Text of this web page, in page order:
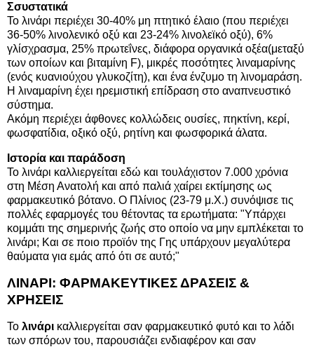
Σσυστατικά
Το λινάρι περιέχει 30-40% μη πτητικό έλαιο (που περιέχει
36-50% λινολενικό οξύ και 23-24% λινολεϊκό οξύ), 6%
γλίσχρασμα, 25% πρωτεΐνες, διάφορα οργανικά οξέα(μεταξύ
των οποίων και βιταμίνη F), μικρές ποσότητες λιναμαρίνης
(ενός κυανιούχου γλυκοζίτη), και ένα ένζυμο τη λινομαράση.
Η λιναμαρίνη έχει ηρεμιστική επίδραση στο αναπνευστικό
σύστημα.
Ακόμη περιέχει άφθονες κολλώδεις ουσίες, πηκτίνη, κερί,
φωσφατίδια, οξικό οξύ, ρητίνη και φωσφορικά άλατα.
Ιστορία και παράδοση
Το λινάρι καλλιεργείται εδώ και τουλάχιστον 7.000 χρόνια
στη Μέση Ανατολή και από παλιά χαίρει εκτίμησης ως
φαρμακευτικό βότανο. Ο Πλίνιος (23-79 μ.Χ.) συνόψισε τις
πολλές εφαρμογές του θέτοντας τα ερωτήματα: "Υπάρχει
κομμάτι της σημερινής ζωής στο οποίο να μην εμπλέκεται το
λινάρι; Και σε ποιο προϊόν της Γης υπάρχουν μεγαλύτερα
θαύματα για εμάς από ότι σε αυτό;"
ΛΙΝΑΡΙ: ΦΑΡΜΑΚΕΥΤΙΚΕΣ ΔΡΑΣΕΙΣ &
ΧΡΗΣΕΙΣ
Το λινάρι καλλιεργείται σαν φαρμακευτικό φυτό και το λάδι
των σπόρων του, παρουσιάζει ενδιαφέρον και σαν